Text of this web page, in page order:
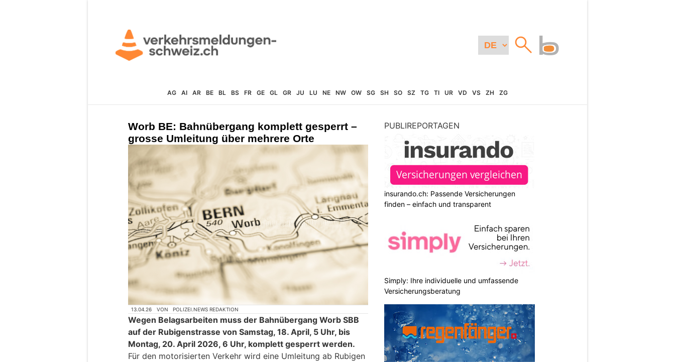
AG AI AR BE BL BS FR GE GL GR JU LU NE NW OW SG SH SO SZ TG TI UR VD VS ZH ZG
Worb BE: Bahnübergang komplett gesperrt –
grosse Umleitung über mehrere Orte
13.04.26 VON POLIZEI.NEWS REDAKTION
Wegen Belagsarbeiten muss der Bahnübergang Worb SBB
auf der Rubigenstrasse von Samstag, 18. April, 5 Uhr, bis
Montag, 20. April 2026, 6 Uhr, komplett gesperrt werden.
Für den motorisierten Verkehr wird eine Umleitung ab Rubigen
PUBLIREPORTAGEN
insurando.ch: Passende Versicherungen
finden – einfach und transparent
Simply: Ihre individuelle und umfassende
Versicherungsberatung